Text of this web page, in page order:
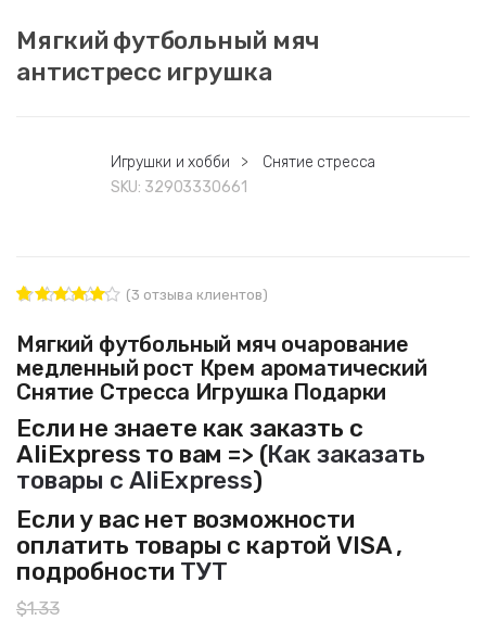
Мягкий футбольный мяч
антистресс игрушка
Игрушки и хобби >
Снятие стресса
SKU: 32903330661
4.67
из 5
на основе
опроса
пользоват
елей
(3 отзыва клиентов)
Мягкий футбольный мяч очарование
медленный рост Крем ароматический
Снятие Стресса Игрушка Подарки
Если не знаете как заказть с
AliExpress то вам => (Как заказать
товары с AliExpress)
Если у вас нет возможности
оплатить товары с картой VISA ,
подробности ТУТ
$1.33